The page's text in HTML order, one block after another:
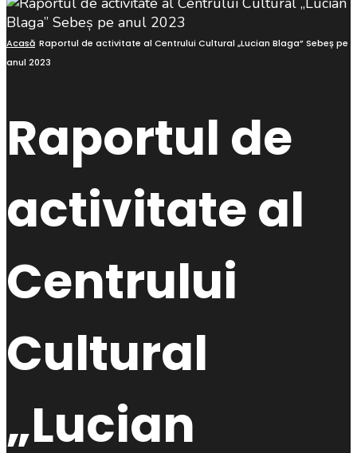
Window
Acasă Raportul de activitate al Centrului Cultural „Lucian Blaga” Sebeș pe
anul 2023
Raportul de
activitate al
Centrului
Cultural
„Lucian